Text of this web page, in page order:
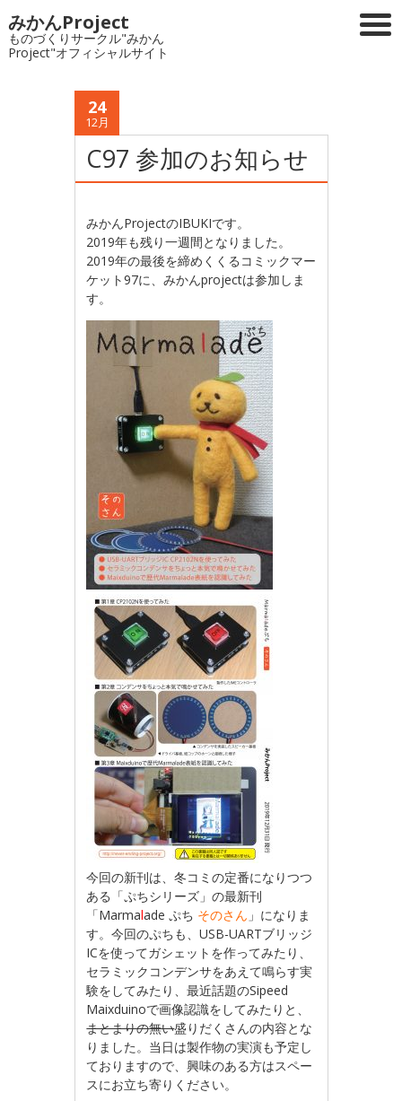
みかんProject
ものづくりサークル"みかん
Project"オフィシャルサイト
24
12月
C97 参加のお知らせ
みかんProjectのIBUKIです。
2019年も残り一週間となりました。
2019年の最後を締めくくるコミックマー
ケット97に、みかんprojectは参加しま
す。
今回の新刊は、冬コミの定番になりつつ
ある「ぷちシリーズ」の最新刊
「Marmalade ぷち そのさん 」になりま
す。今回のぷちも、USB-UARTブリッジ
ICを使ってガシェットを作ってみたり、
セラミックコンデンサをあえて鳴らす実
験をしてみたり、最近話題のSipeed
Maixduinoで画像認識をしてみたりと、
まとまりの無い盛りだくさんの内容とな
りました。当日は製作物の実演も予定し
ておりますので、興味のある方はスペー
スにお立ち寄りください。